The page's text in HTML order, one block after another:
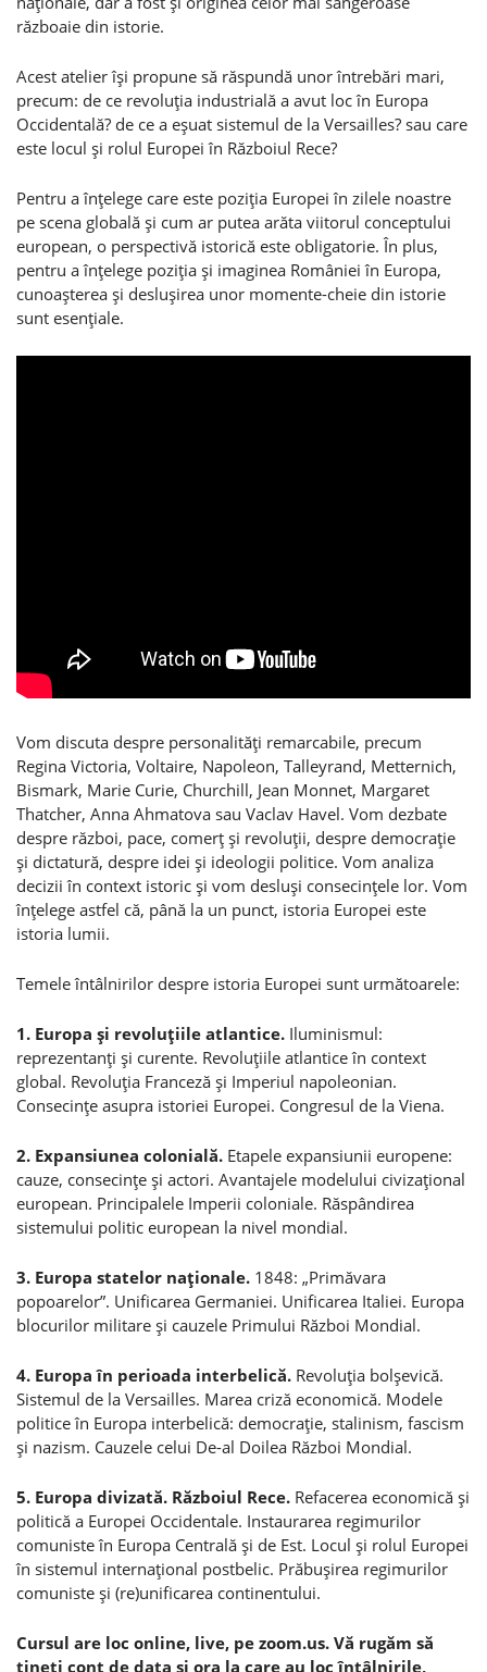
războaie din istorie.
Acest atelier îşi propune să răspundă unor întrebări mari,
precum: de ce revoluţia industrială a avut loc în Europa
Occidentală? de ce a eşuat sistemul de la Versailles? sau care
este locul şi rolul Europei în Războiul Rece?
Pentru a înţelege care este poziţia Europei în zilele noastre
pe scena globală şi cum ar putea arăta viitorul conceptului
european, o perspectivă istorică este obligatorie. În plus,
pentru a înţelege poziţia şi imaginea României în Europa,
cunoaşterea şi desluşirea unor momente-cheie din istorie
sunt esenţiale.
Vom discuta despre personalităţi remarcabile, precum
Regina Victoria, Voltaire, Napoleon, Talleyrand, Metternich,
Bismark, Marie Curie, Churchill, Jean Monnet, Margaret
Thatcher, Anna Ahmatova sau Vaclav Havel. Vom dezbate
despre război, pace, comerţ şi revoluţii, despre democraţie
şi dictatură, despre idei şi ideologii politice. Vom analiza
decizii în context istoric şi vom desluşi consecinţele lor. Vom
înţelege astfel că, până la un punct, istoria Europei este
istoria lumii.
Temele întâlnirilor despre istoria Europei sunt următoarele:
1. Europa şi revoluţiile atlantice. Iluminismul:
reprezentanţi şi curente. Revoluţiile atlantice în context
global. Revoluţia Franceză şi Imperiul napoleonian.
Consecinţe asupra istoriei Europei. Congresul de la Viena.
2. Expansiunea colonială. Etapele expansiunii europene:
cauze, consecinţe şi actori. Avantajele modelului civizaţional
european. Principalele Imperii coloniale. Răspândirea
sistemului politic european la nivel mondial.
3. Europa statelor naţionale. 1848: „Primăvara
popoarelor”. Unificarea Germaniei. Unificarea Italiei. Europa
blocurilor militare şi cauzele Primului Război Mondial.
4. Europa în perioada interbelică. Revoluţia bolşevică.
Sistemul de la Versailles. Marea criză economică. Modele
politice în Europa interbelică: democraţie, stalinism, fascism
şi nazism. Cauzele celui De-al Doilea Război Mondial.
5. Europa divizată. Războiul Rece. Refacerea economică şi
politică a Europei Occidentale. Instaurarea regimurilor
comuniste în Europa Centrală şi de Est. Locul şi rolul Europei
în sistemul internaţional postbelic. Prăbuşirea regimurilor
comuniste şi (re)unificarea continentului.
Cursul are loc online, live, pe zoom.us. Vă rugăm să
ţineţi cont de data şi ora la care au loc întâlnirile,